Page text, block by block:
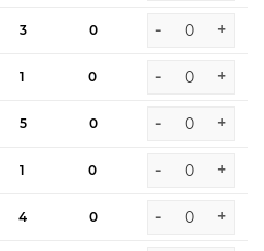
3 0 - +
1 0 - +
5 0 - +
1 0 - +
4 0 - +